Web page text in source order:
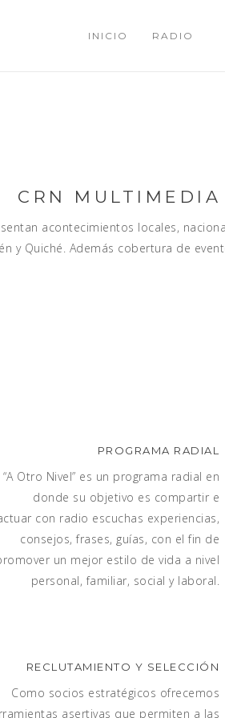
INICIO RADIO
CRN MULTIMEDIA
acontecimientos locales,
y Quiché. Además cobertura de
PROGRAMA RADIAL
“A Otro Nivel” es un programa radial en
donde su objetivo es compartir e
con radio escuchas experiencias,
consejos, frases, guías, con el fin de
un mejor estilo de vida a nivel
personal, familiar, social y laboral.
RECLUTAMIENTO Y SELECCIÓN
Como socios estratégicos ofrecemos
asertivas que permiten a las